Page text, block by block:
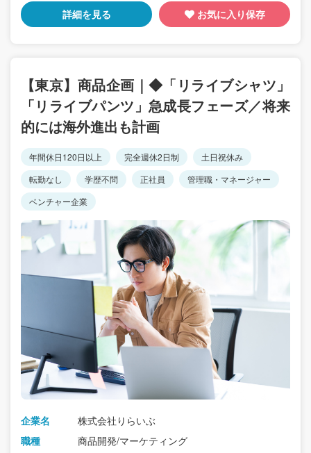
詳細を見る お気に入り保存
【東京】商品企画｜◆「リライブシャツ」
「リライブパンツ」急成長フェーズ／将来
的には海外進出も計画
年間休日120日以上 完全週休2日制
土日祝休み
転勤なし
学歴不問 正社員
管理職・マネージャー
ベンチャー企業
企業名
株式会社りらいぶ
職種
商品開発/マーケティング